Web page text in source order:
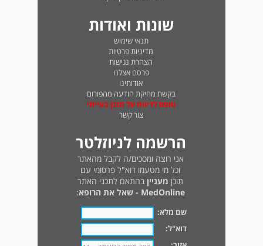
שונות ואודות
תנאי שימוש
מדיניות פרטיות
הצהרת נגישות
פרסם אצלנו
אודותינו
בקשת מחיקת הודעה מהפורום
טופס לדיווח על תוכן בעייתי
צור קשר
הרשמה לניוזלטר
אני רוצה ומסכים/ה לקבל מהאתר
וכל מי מטעמו דוא"ל פרסומי עם
תוכן מעניין בהתאם לתכני האתר
MedOnline - שאל את הרופא
:
שם מלא:
דוא"ל: